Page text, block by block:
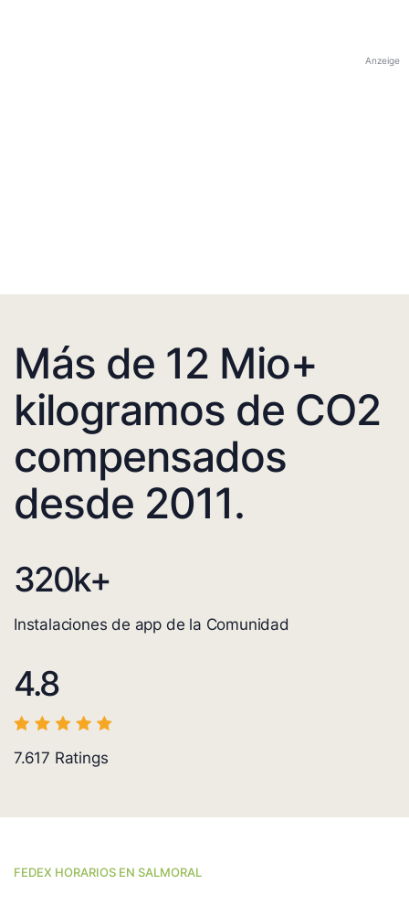
Anzeige
Más de 12 Mio+
kilogramos de CO2
compensados
desde 2011.
320k+
Instalaciones de app de la Comunidad
4.8
7.617 Ratings
FEDEX HORARIOS EN SALMORAL